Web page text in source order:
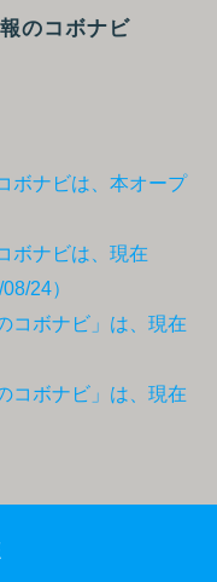
のコボナビ
ボナビは、本オープ
ボナビは、現在
24）
コボナビ」は、現在
コボナビ」は、現在